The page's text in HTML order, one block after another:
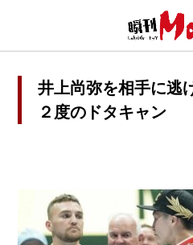
井上尚弥を相手に逃
２度のドタキャン